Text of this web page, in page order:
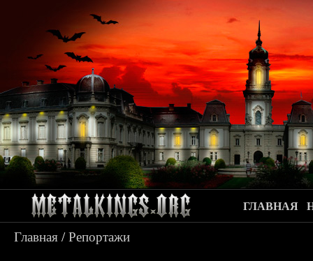
ГЛАВНАЯ
Главная /Репортажи